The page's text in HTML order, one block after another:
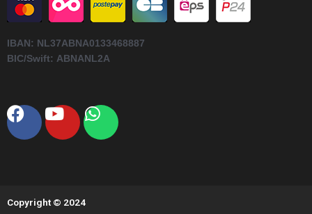
IBAN: NL37ABNA0133468887
BIC/Swift: ABNANL2A
Facebook
YoutubeWhatsapp
Copyright © 2024